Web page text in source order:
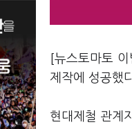
[뉴스토마토
제작에 성공했
현대제철 관계